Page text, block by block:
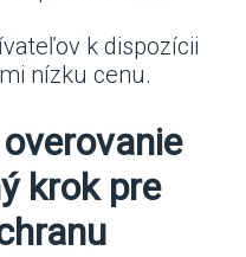
k dispozícii
nízku cenu.
krok pre